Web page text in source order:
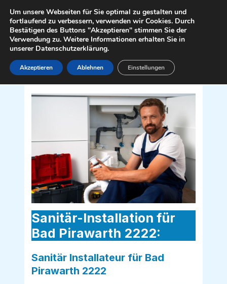
Inhalt
springen
Sanitär Installateur für Bad Pirawarth
Sanitär-Installation für
Bad Pirawarth 2222:
Sanitär Installateur für Bad
Pirawarth 2222
Um unsere Webseiten für Sie optimal zu gestalten und
fortlaufend zu verbessern, verwenden wir Cookies. Durch
Bestätigen des Buttons "Akzeptieren" stimmen Sie der
Verwendung zu. Weitere Informationen erhalten Sie in
unserer Datenschutzerklärung.
Akzeptieren Ablehnen Einstellungen